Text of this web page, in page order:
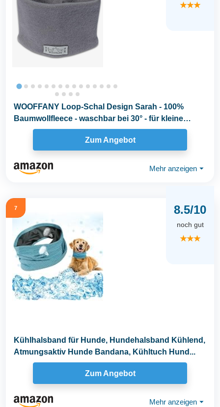
★★★
WOOFFANY Loop-Schal Design Sarah - 100%
Baumwollfleece - waschbar bei 30° - für kleine
Hunde bis...
Zum Angebot
Mehr anzeigen ⏷
7 8.5/10
noch gut
★★★
Kühlhalsband für Hunde, Hundehalsband Kühlend,
Atmungsaktiv Hunde Bandana, Kühltuch Hund...
Zum Angebot
Mehr anzeigen ⏷